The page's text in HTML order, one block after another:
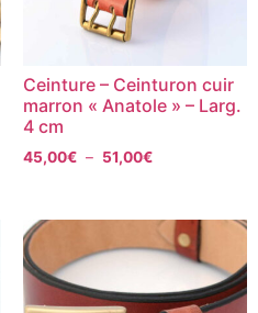
Ceinture – Ceinturon cuir
marron « Anatole » – Larg.
4 cm
45,00€ – 51,00€